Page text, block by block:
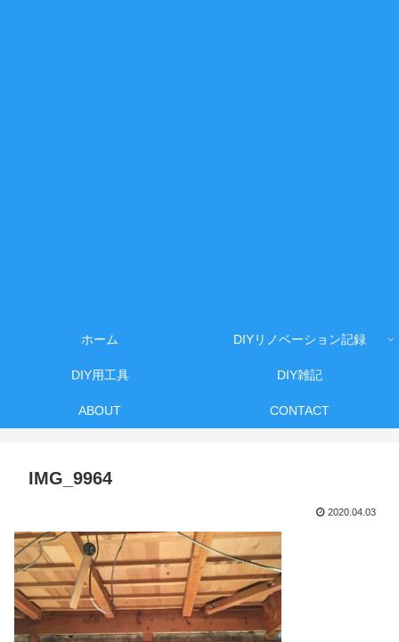
ホーム DIYリノベーション記録
DIY用工具 DIY雑記
ABOUT CONTACT
IMG_9964
2020.04.03